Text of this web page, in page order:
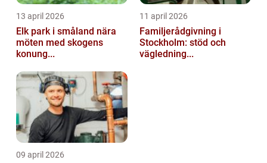
13 april 2026
Elk park i småland nära
möten med skogens
konung...
11 april 2026
Familjerådgivning i
Stockholm: stöd och
vägledning...
09 april 2026